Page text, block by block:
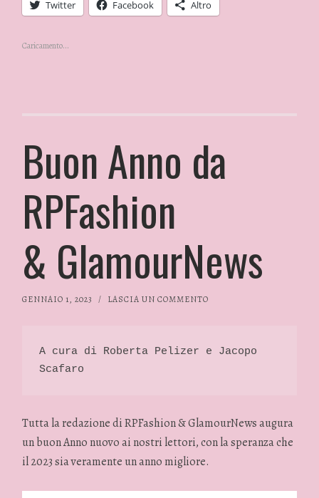
Twitter Facebook Altro
Caricamento...
Buon Anno da
RPFashion
& GlamourNews
GENNAIO 1, 2023 / LASCIA UN COMMENTO
A cura di Roberta Pelizer e Jacopo
Scafaro
Tutta la redazione di RPFashion & GlamourNews augura
un buon Anno nuovo ai nostri lettori, con la speranza che
il 2023 sia veramente un anno migliore.